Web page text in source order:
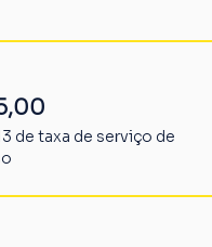
de taxa de serviço de